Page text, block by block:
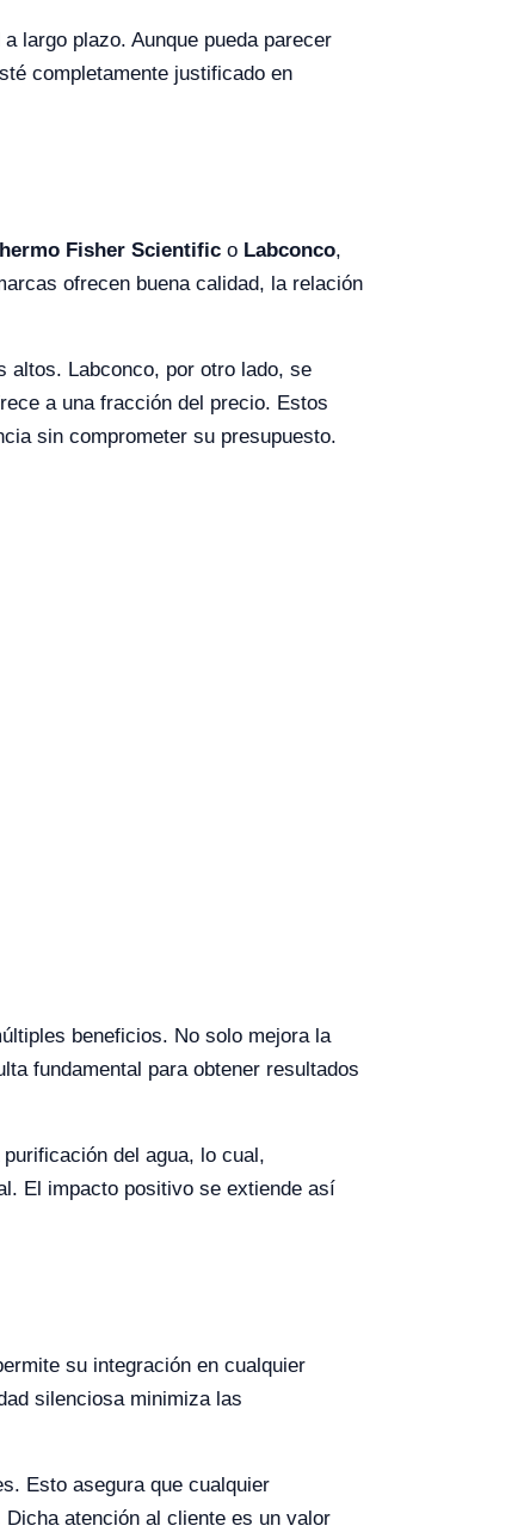
largo plazo. Aunque pueda parecer
completamente justificado en
Fisher Scientific o Labconco,
ofrecen buena calidad, la relación
altos. Labconco, por otro lado, se
a una fracción del precio. Estos
sin comprometer su presupuesto.
beneficios. No solo mejora la
fundamental para obtener resultados
del agua, lo cual,
El impacto positivo se extiende así
su integración en cualquier
silenciosa minimiza las
Esto asegura que cualquier
atención al cliente es un valor